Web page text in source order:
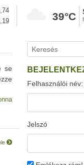
39°C
se
Felhasználói név:
Jelszó